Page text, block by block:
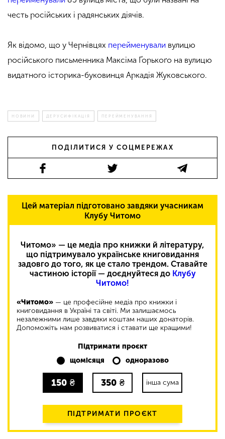
честь російських і радянських діячів.
Як відомо, що у Чернівцях перейменували вулицю
російського письменника Максіма Ґорькоґо на вулицю
видатного історика-буковинця Аркадія Жуковського.
НОВИНИ ДЕРУСИФІКАЦІЯ ПЕРЕЙМЕНУВАННЯ
ПОДІЛИТИСЯ У СОЦМЕРЕЖАХ
Цей матеріал підготовано завдяки учасникам
Клубу Читомо
Читомо» — це медіа про книжки й літературу,
що підтримувало українське книговидання
задовго до того, як це стало трендом. Ставайте
частиною історії — доєднуйтеся до Клубу
Читомо!
«Читомо» — це професійне медіа про книжки і
книговидання в Україні та світі. Ми залишаємось
незалежними лише завдяки коштам наших донаторів.
Допоможіть нам розвиватися і ставати ще кращими!
Підтримати проєкт
щомісяця
одноразово
150 ₴ 350 ₴ інша сума
ПІДТРИМАТИ ПРОЄКТ